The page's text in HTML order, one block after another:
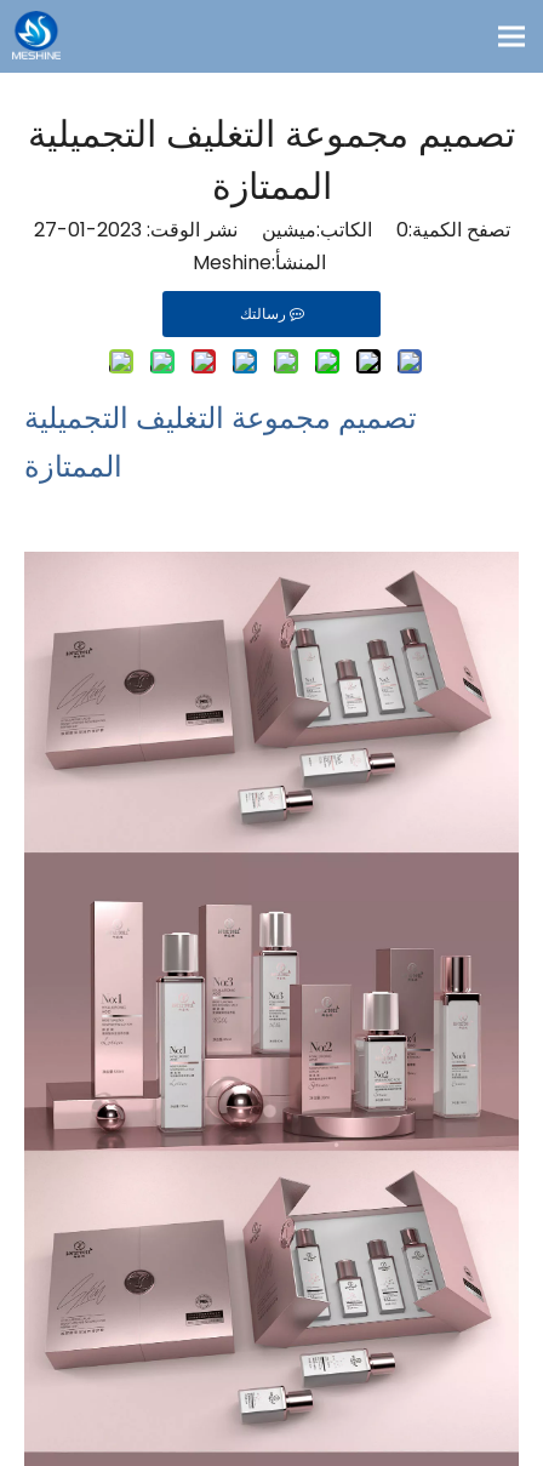
المدونات
الحلول
تصميم مجموعة التغليف التجميلية
الممتازة
تصفح الكمية:0
الكاتب:ميشين نشر الوقت: 2023-01-27
المنشأ:Meshine
رسالتك
تصميم مجموعة التغليف التجميلية
الممتازة